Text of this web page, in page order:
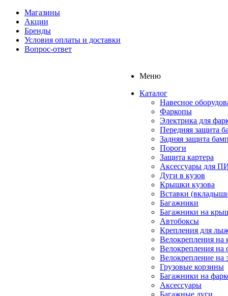
Магазины
Акции
Бренды
Условия оплаты и доставки
Вопрос-ответ
Меню
Каталог
Навесное
Фаркопы
Электрика для
Передняя защита
Задняя защита
Пороги
Защита картера
Аксессуары для
Дуги в кузов
Крышки кузова
Вставки
Багажники
Багажники на
Автобоксы
Крепления для
Велокрепления
Велокрепления на
Велокрепление на
Грузовые корзины
Багажники на
Аксессуары
Багажные дуги